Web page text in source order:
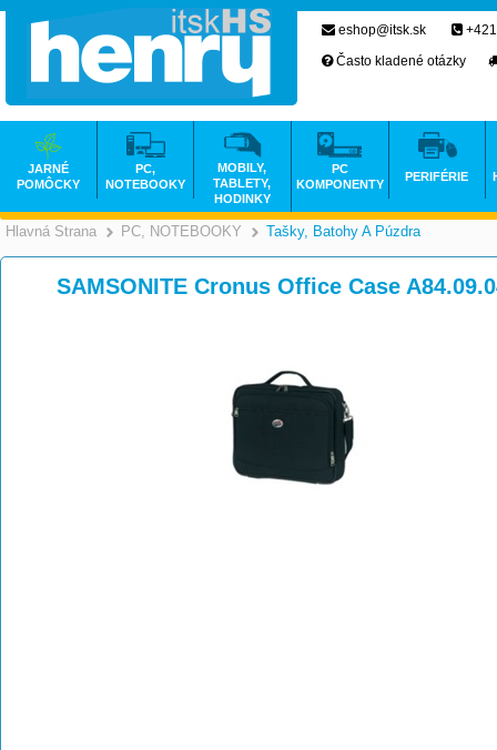
Hlavná Strana >
PC, NOTEBOOKY >
Tašky, Batohy A Púzdra
SAMSONITE Cronus Office Case
eshop@itsk.sk
Často kladené otázky
JARNÉ
POMÔCKY
PC,
NOTEBOOKY
MOBILY,
TABLETY,
HODINKY
PC
KOMPONENTY
PERIFÉRIE